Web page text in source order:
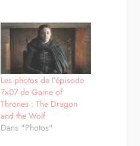
Les photos de l’épisode
7×07 de Game of
Thrones : The Dragon
and the Wolf
Dans "Photos"